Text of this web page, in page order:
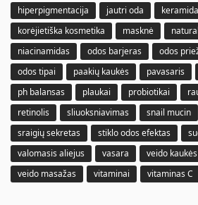
hiperpigmentacija
jautri oda
korėjietiška kosmetika
masknė
niacinamidas
odos barjeras
odos
odos tipai
paakių kaukės pavasaris
ph balansas
plaukai probiotikai
retinolis
sliuoksniavimas snail mucin
sraigių sekretas
stiklo odos efektas
valomasis aliejus
vasara veido kaukės
veido masažas
vitaminai vitaminas C